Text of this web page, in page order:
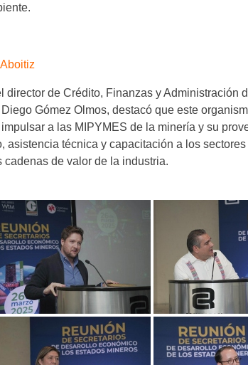
director de Crédito, Finanzas y Administración
Gómez Olmos, destacó que este
a las MIPYMES de la minería y su
asistencia técnica y capacitación a los
cadenas de valor de la industria.